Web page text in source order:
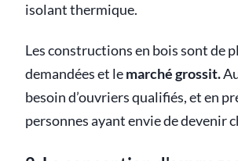
isolant thermique.
Les constructions en bois sont de
demandées et lemarché grossit.
besoin d’ouvriers qualifiés, et en
personnes ayant envie de devenir